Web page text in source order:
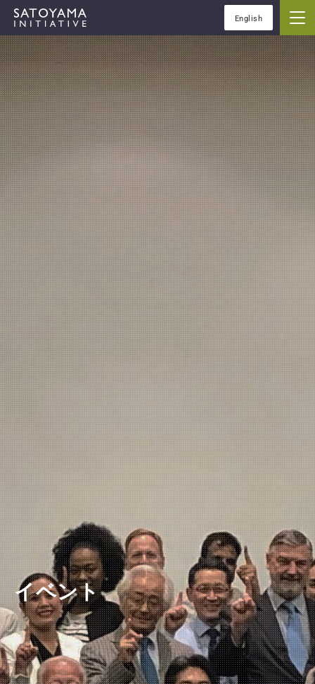
English
IPSIについて
コンセプト
IPSIの活動
ケーススタディ
イベント
ニュース
資料
ニュースレター
イベント